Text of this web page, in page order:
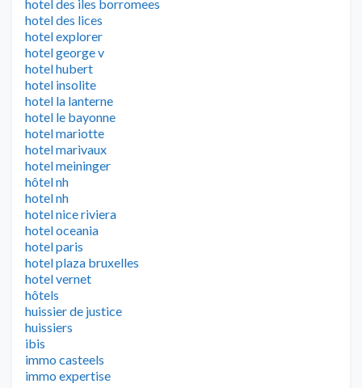
hotel des iles borromees
hotel des lices
hotel explorer
hotel george v
hotel hubert
hotel insolite
hotel la lanterne
hotel le bayonne
hotel mariotte
hotel marivaux
hotel meininger
hôtel nh
hotel nh
hotel nice riviera
hotel oceania
hotel paris
hotel plaza bruxelles
hotel vernet
hôtels
huissier de justice
huissiers
ibis
immo casteels
immo expertise